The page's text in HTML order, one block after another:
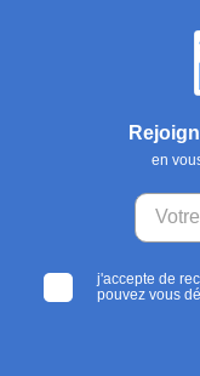
en
j'accepte de
pouvez vous